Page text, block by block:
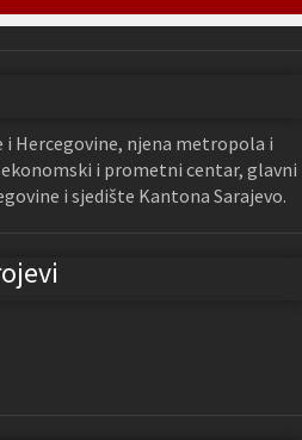
i Hercegovine, njena metropola i
i prometni centar, glavni
i sjedište Kantona Sarajevo.